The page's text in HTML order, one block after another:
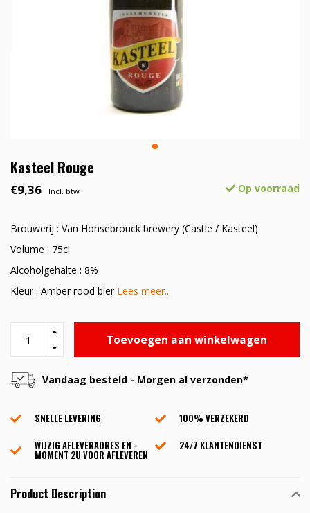
Kasteel Rouge
€9,36 Incl. btw Op voorraad
Brouwerij : Van Honsebrouck brewery (Castle / Kasteel)
Volume : 75cl
Alcoholgehalte : 8%
Kleur : Amber rood bier Lees meer..
Toevoegen aan winkelwagen
Vandaag besteld - Morgen al verzonden*
SNELLE LEVERING
100% VERZEKERD
WIJZIG AFLEVERADRES EN -
MOMENT 2U VOOR AFLEVEREN
24/7 KLANTENDIENST
Product Description